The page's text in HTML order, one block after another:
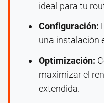
ideal para tu
Configuración:
una instalación
Optimización:
maximizar el
extendida.